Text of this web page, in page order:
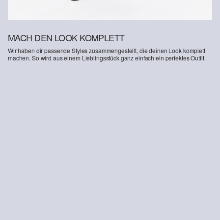
MACH DEN LOOK KOMPLETT
Wir haben dir passende Styles zusammengestellt, die deinen Look komplett
machen. So wird aus einem Lieblingsstück ganz einfach ein perfektes Outfit.